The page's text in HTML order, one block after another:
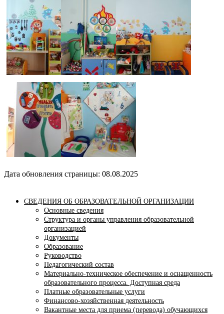
Дата обновления страницы: 08.08.2025
СВЕДЕНИЯ ОБ ОБРАЗОВАТЕЛЬНОЙ ОРГАНИЗАЦИИ
Основные сведения
Структура и органы управления образовательной
организацией
Документы
Образование
Руководство
Педагогический состав
Материально-техническое обеспечение и оснащенность
образовательного процесса. Доступная среда
Платные образовательные услуги
Финансово-хозяйственная деятельность
Вакантные места для приема (перевода) обучающихся